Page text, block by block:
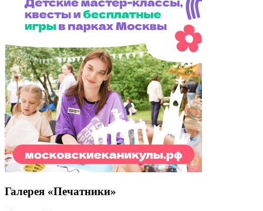
Галерея «Печатники»